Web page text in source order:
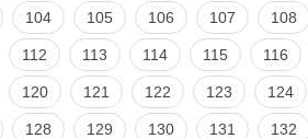
104 105 106 107 108
112 113 114 115 116
120 121 122 123 124
128 129 130 131 132